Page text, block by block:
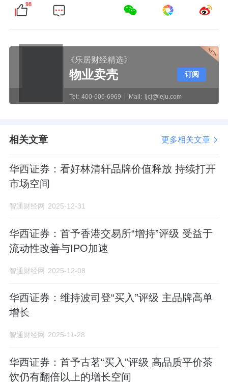
98
《乐居财经精选》
物业卖壳
Tel: 400-606-6969 Mail: ljcj@leju.com
订阅
相关文章 更多相关文章
华西证券：看好林清轩品牌价值释放 持续打开
市场空间
智通财经网 2025-12-31
华西证券：首予香港交易所“增持”评级 受益于
流动性改善与IPO加速
智通财经网 2025-12-08
华西证券：维持波司登“买入”评级 主品牌高单
增长
智通财经网 2025-11-28
华西证券：首予古茗“买入”评级 高品质平价茶
饮仍有翻倍以上的增长空间